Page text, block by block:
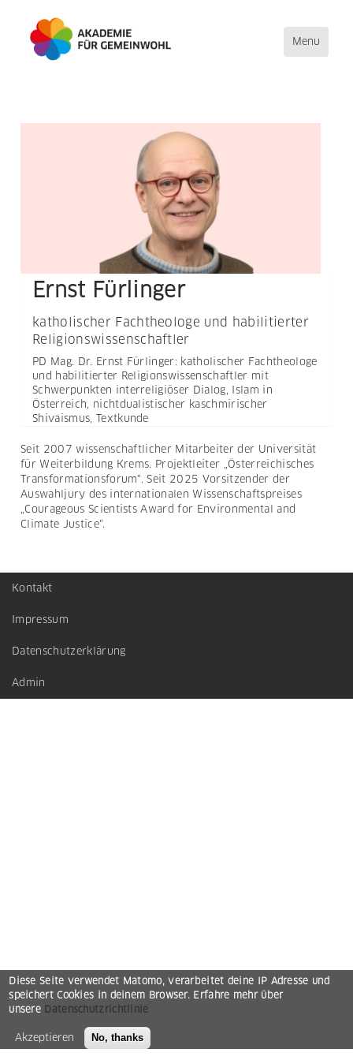
zum
Toggle
navigation
Menu
Ernst Fürlinger
katholischer Fachtheologe und habilitierter
Religionswissenschaftler
PD Mag. Dr. Ernst Fürlinger: katholischer Fachtheologe
und habilitierter Religionswissenschaftler mit
Schwerpunkten interreligiöser Dialog, Islam in
Österreich, nichtdualistischer kaschmirischer
Shivaismus, Textkunde
Seit 2007 wissenschaftlicher Mitarbeiter der Universität
für Weiterbildung Krems. Projektleiter „Österreichisches
Transformationsforum". Seit 2025 Vorsitzender der
Auswahljury des internationalen Wissenschaftspreises
„Courageous Scientists Award for Environmental and
Climate Justice".
Footer
menu
Kontakt
Impressum
Datenschutzerklärung
Admin
Diese Seite verwendet Matomo, verarbeitet deine IP Adresse und
speichert Cookies in deinem Browser. Erfahre mehr über
unsere Datenschutzrichtlinie
Akzeptieren No, thanks